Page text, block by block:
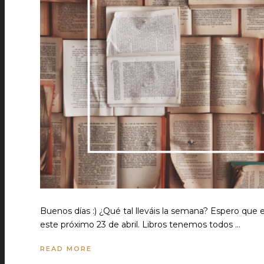
Buenos días :) ¿Qué tal lleváis la semana? Espero
este próximo 23 de abril. Libros tenemos todos …
READ MORE